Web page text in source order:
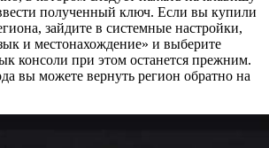
полученный ключ. Если вы купили
зайдите в системные настройки,
и местонахождение» и выберите
консоли при этом останется прежним.
вы можете вернуть регион обратно на